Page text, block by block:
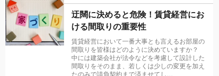
迂闊に決めると危険！賃貸経営にお
ける間取りの重要性
賃貸経営において一番大事とも言えるお部屋の
間取りを皆様はどのように決めていますか？
中には建築会社が法令などを考慮して設計した
間取りをそのまま、若しくは少しの変更を加え
たのみで請負契約まで済ませてし…